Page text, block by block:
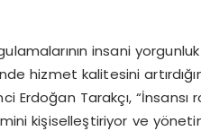
insani
hizmet kalitesini
Erdoğan Tarakçı,
kişiselleştiriyor ve